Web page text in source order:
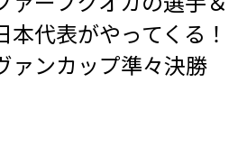
本代表がやってくる！
ァンカップ準々決勝